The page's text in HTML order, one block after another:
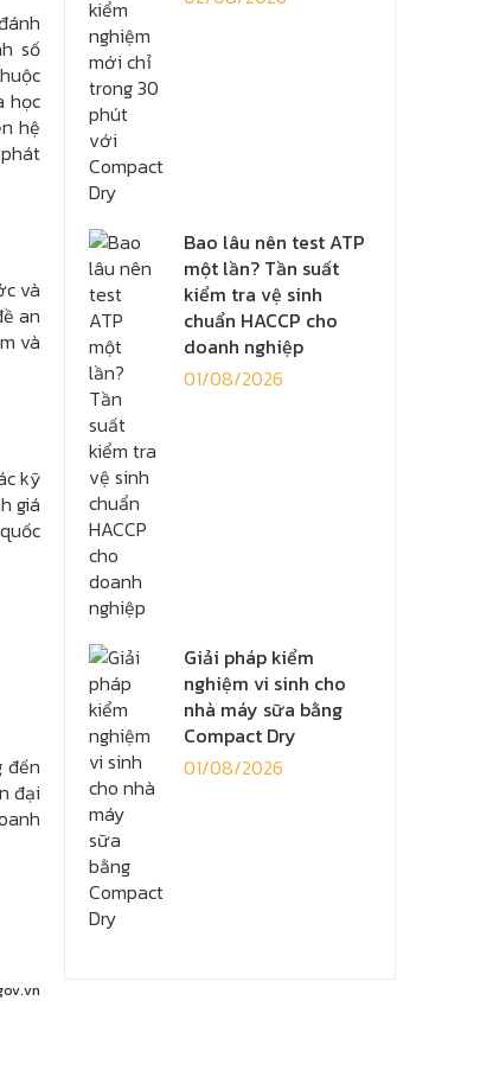
số
học
hệ
và
an
và
kỹ
giá
đến
đại
Bao lâu nên test ATP
một lần? Tần suất
kiểm tra vệ sinh
chuẩn HACCP cho
doanh nghiệp
01/08/2026
Giải pháp kiểm
nghiệm vi sinh cho
nhà máy sữa bằng
Compact Dry
01/08/2026